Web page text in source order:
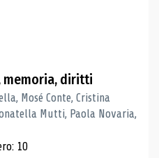
memoria, diritti
Mosé Conte, Cristina
Mutti, Paola Novaria,
10